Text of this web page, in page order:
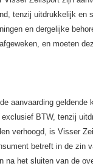
tenzij uitdrukkelijk en
en dergelijke
en moeten
aanvaarding
BTW, tenzij
verhoogd, is Visser
betreft in de zin
het sluiten van de